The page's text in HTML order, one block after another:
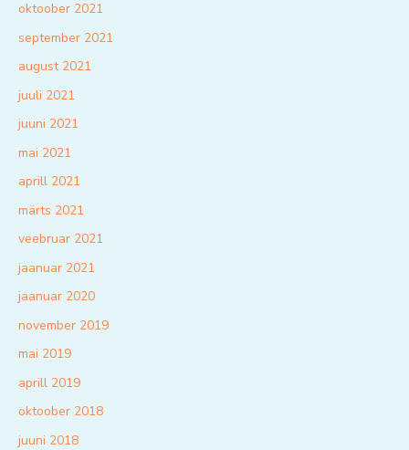
oktoober 2021
september 2021
august 2021
juuli 2021
juuni 2021
mai 2021
aprill 2021
märts 2021
veebruar 2021
jaanuar 2021
jaanuar 2020
november 2019
mai 2019
aprill 2019
oktoober 2018
juuni 2018